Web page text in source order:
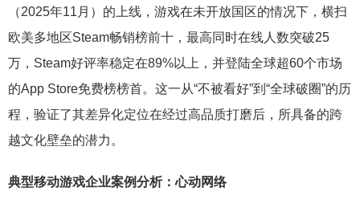
（2025年11月）的上线，游戏在未开放国区的情况下，横扫
欧美多地区Steam畅销榜前十，最高同时在线人数突破25
万，Steam好评率稳定在89%以上，并登陆全球超60个市场
的App Store免费榜榜首。这一从“不被看好”到“全球破圈”的历
程，验证了其差异化定位在经过高品质打磨后，所具备的跨
越文化壁垒的潜力。
典型移动游戏企业案例分析：心动网络